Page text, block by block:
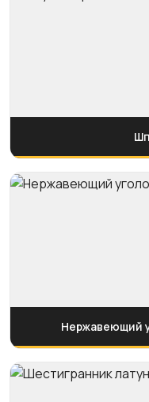
Нержавеющий